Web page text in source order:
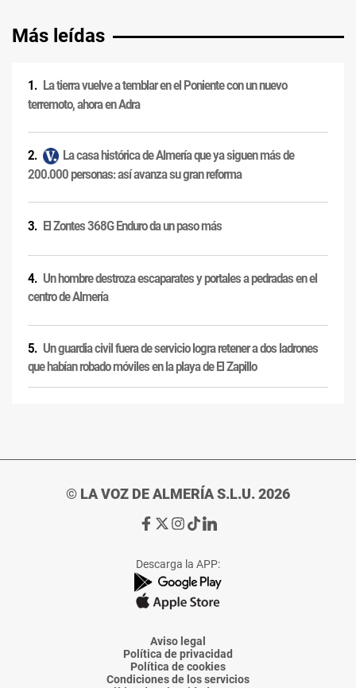
Más leídas
La tierra vuelve a temblar en el Poniente con un nuevo
terremoto, ahora en Adra
La casa histórica de Almería que ya siguen más de
200.000 personas: así avanza su gran reforma
El Zontes 368G Enduro da un paso más
Un hombre destroza escaparates y portales a pedradas en el
centro de Almería
Un guardia civil fuera de servicio logra retener a dos ladrones
que habían robado móviles en la playa de El Zapillo
© LA VOZ DE ALMERÍA S.L.U. 2026
Ir
de
La
Voz
Almería
Ir
de
La
Voz
Almería
Ir
de
La
Voz
Almería
Ir
de
La
Voz
Almería
Ir
de
La
Voz
Descarga la APP:
Aviso legal
Política de privacidad
Política de cookies
Condiciones de los servicios